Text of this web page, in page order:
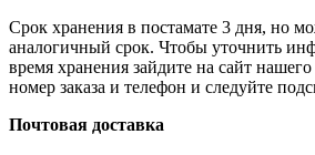
Срок хранения в постамате 3 дня, но
аналогичный срок. Чтобы уточнить
время хранения зайдите на сайт нашего
номер заказа и телефон и следуйте
Почтовая доставка